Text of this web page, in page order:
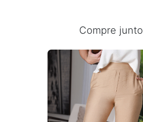
Compre junto